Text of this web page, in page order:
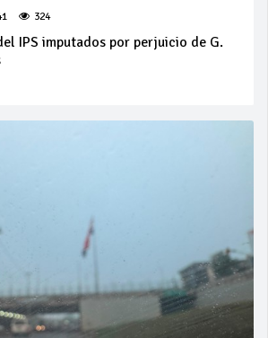
324
IPS imputados por perjuicio de G.